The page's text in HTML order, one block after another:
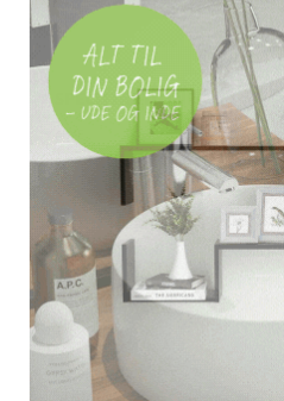
SPECIFIKATIONER
FARVE
Stål
MÅL
Bredde: 90 cm, Dybde: 40 cm,
LÅGER
2 svinglåger, åbningsvinkel 130°
Antracitgrå - 90 x 40 x
Antracitgrå og hvid - 90 x
stk